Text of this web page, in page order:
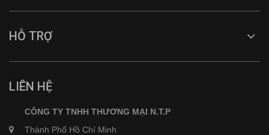
HỖ TRỢ
LIÊN HỆ
CÔNG TY TNHH THƯƠNG MẠI N.T.P
Thành Phố Hồ Chí Minh